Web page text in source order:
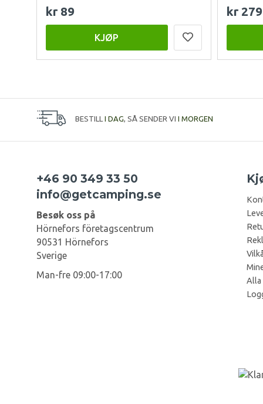
kr 89
KJØP
kr 279
BESTILL I DAG, SÅ SENDER VI I MORGEN
+46 90 349 33 50
info@getcamping.se
Besøk oss på
Hörnefors företagscentrum
90531 Hörnefors
Sverige
Man-fre 09:00-17:00
Alla